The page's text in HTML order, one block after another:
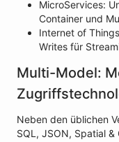
MicroServices:
Container und
Internet of
Writes für
Multi-Model:
Neben den üblichen
SQL, JSON, Spatial